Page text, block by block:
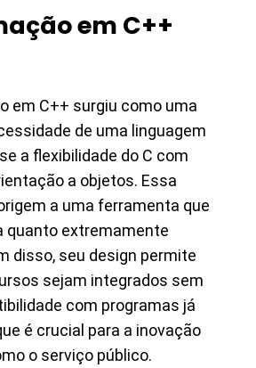
em C++
em C++ surgiu como uma
de uma linguagem
a flexibilidade do C com
a objetos. Essa
a uma ferramenta que
quanto extremamente
disso, seu design permite
sejam integrados sem
com programas já
é crucial para a inovação
o serviço público.